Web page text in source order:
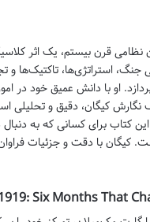
نظامی قرن بیستم، یک اثر
استراتژی‌ها، تاکتیک‌ها و
او با دانش عمیق خود در
کیگان، دقیق و تحلیلی
کتاب برای کسانی که به
با دقت و جزئیات